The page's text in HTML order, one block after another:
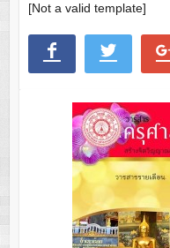
[Not a valid template]